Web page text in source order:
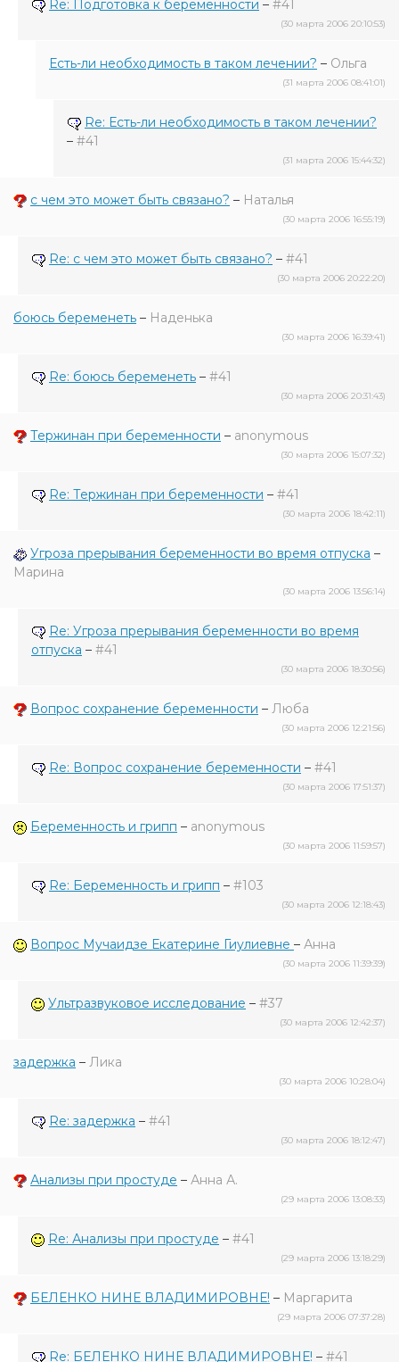
Re: Подготовка к беременности – #41
(30 марта 2006 20:10:53)
Есть-ли необходимость в таком лечении? – Ольга
(31 марта 2006 08:41:01)
Re: Есть-ли необходимость в таком лечении?
– #41
(31 марта 2006 15:44:32)
с чем это может быть связано? – Наталья
(30 марта 2006 16:55:19)
Re: с чем это может быть связано? – #41
(30 марта 2006 20:22:20)
боюсь беременеть – Наденька
(30 марта 2006 16:39:41)
Re: боюсь беременеть – #41
(30 марта 2006 20:31:43)
Тержинан при беременности – anonymous
(30 марта 2006 15:07:32)
Re: Тержинан при беременности – #41
(30 марта 2006 18:42:11)
Угроза прерывания беременности во время отпуска –
Марина
(30 марта 2006 13:56:14)
Re: Угроза прерывания беременности во время
отпуска – #41
(30 марта 2006 18:30:56)
Вопрос сохранение беременности – Люба
(30 марта 2006 12:21:56)
Re: Вопрос сохранение беременности – #41
(30 марта 2006 17:51:37)
Беременность и грипп – anonymous
(30 марта 2006 11:59:57)
Re: Беременность и грипп – #103
(30 марта 2006 12:18:43)
Вопрос Мучаидзе Екатерине Гиулиевне – Анна
(30 марта 2006 11:39:39)
Ультразвуковое исследование – #37
(30 марта 2006 12:42:37)
задержка – Лика
(30 марта 2006 10:28:04)
Re: задержка – #41
(30 марта 2006 18:12:47)
Анализы при простуде – Анна А.
(29 марта 2006 13:08:33)
Re: Анализы при простуде – #41
(29 марта 2006 13:18:29)
БЕЛЕНКО НИНЕ ВЛАДИМИРОВНЕ! – Маргарита
(29 марта 2006 07:37:28)
Re: БЕЛЕНКО НИНЕ ВЛАДИМИРОВНЕ! – #41